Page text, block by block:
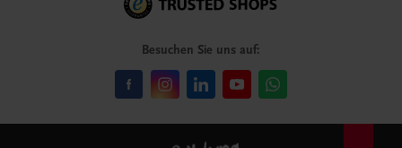
Besuchen Sie uns auf: